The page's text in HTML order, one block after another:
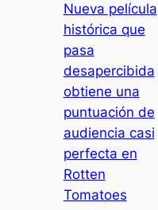
Nueva película
histórica que
pasa
desapercibida
obtiene una
puntuación de
audiencia casi
perfecta en
Rotten
Tomatoes